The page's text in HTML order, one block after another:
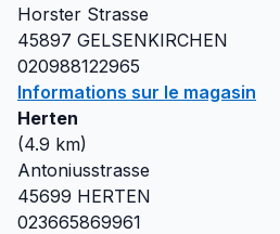
Horster Strasse
45897 GELSENKIRCHEN
020988122965
Informations sur le magasin
Herten
(4.9 km)
Antoniusstrasse
45699 HERTEN
023665869961